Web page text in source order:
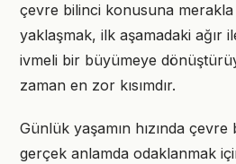
çevre bilinci konusuna merakla
yaklaşmak, ilk aşamadaki ağır
ivmeli bir büyümeye
zaman en zor kısımdır.
Günlük yaşamın hızında
gerçek anlamda odaklanmak